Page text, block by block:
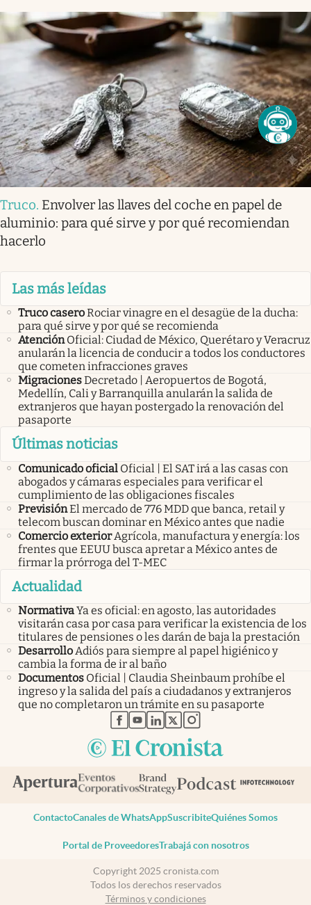
Truco. Envolver las llaves del coche en papel de
aluminio: para qué sirve y por qué recomiendan
hacerlo
Las más leídas
Truco caseroRociar vinagre en el desagüe de la ducha:
para qué sirve y por qué se recomienda
Atención Oficial: Ciudad de México, Querétaro y Veracruz
anularán la licencia de conducir a todos los conductores
que cometen infracciones graves
MigracionesDecretado | Aeropuertos de Bogotá,
Medellín, Cali y Barranquilla anularán la salida de
extranjeros que hayan postergado la renovación del
pasaporte
Últimas noticias
Comunicado oficial Oficial | El SAT irá a las casas con
abogados y cámaras especiales para verificar el
cumplimiento de las obligaciones fiscales
PrevisiónEl mercado de 776 MDD que banca, retail y
telecom buscan dominar en México antes que nadie
Comercio exterior Agrícola, manufactura y energía: los
frentes que EEUU busca apretar a México antes de
firmar la prórroga del T-MEC
Actualidad
NormativaYa es oficial: en agosto, las autoridades
visitarán casa por casa para verificar la existencia de los
titulares de pensiones o les darán de baja la prestación
DesarrolloAdiós para siempre al papel higiénico y
cambia la forma de ir al baño
Documentos Oficial | Claudia Sheinbaum prohíbe el
ingreso y la salida del país a ciudadanos y extranjeros
que no completaron un trámite en su pasaporte
abre en nueva pestaña
abre en nueva pestaña
abre en nueva pestaña
abre en nueva pestaña
abre en nueva pestaña
ContactoCanales de WhatsAppSuscribiteQuiénes Somos
Portal de ProveedoresTrabajá con nosotros
Copyright 2025 cronista.com
Todos los derechos reservados
Términos y condiciones